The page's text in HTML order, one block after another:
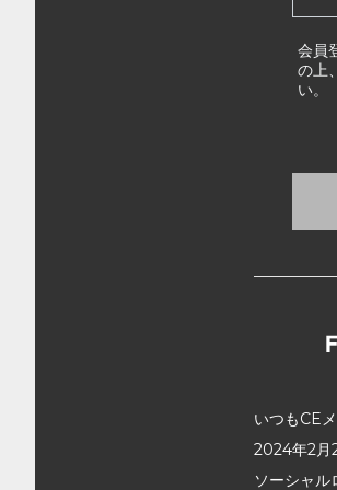
会員
の上
い。
いつもCE
2024年2月
ソーシャ